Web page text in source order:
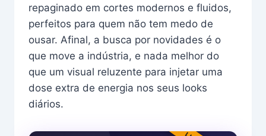
repaginado em cortes modernos e fluidos,
perfeitos para quem não tem medo de
ousar. Afinal, a busca por novidades é o
que move a indústria, e nada melhor do
que um visual reluzente para injetar uma
dose extra de energia nos seus looks
diários.